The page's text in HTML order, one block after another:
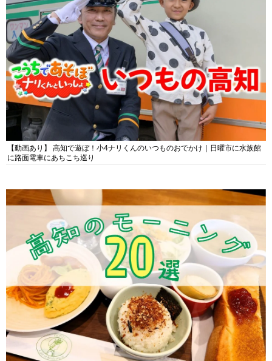
【動画あり】 高知で遊ぼ！小4ナリくんのいつものおでかけ｜日曜市に水族館
に路面電車にあちこち巡り